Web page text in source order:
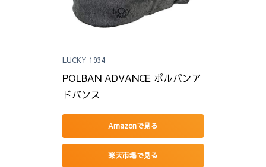
LUCKY 1934
POLBAN ADVANCE ポルバンア
ドバンス
Amazonで見る
楽天市場で見る